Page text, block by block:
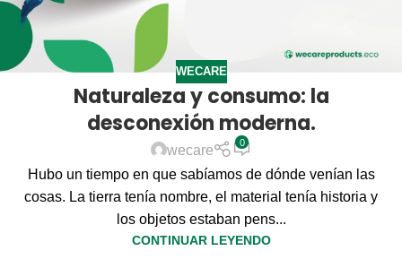
WECARE
Naturaleza y consumo: la
desconexión moderna.
wecare
0
Hubo un tiempo en que sabíamos de dónde venían las
cosas. La tierra tenía nombre, el material tenía historia y
los objetos estaban pens...
CONTINUAR LEYENDO